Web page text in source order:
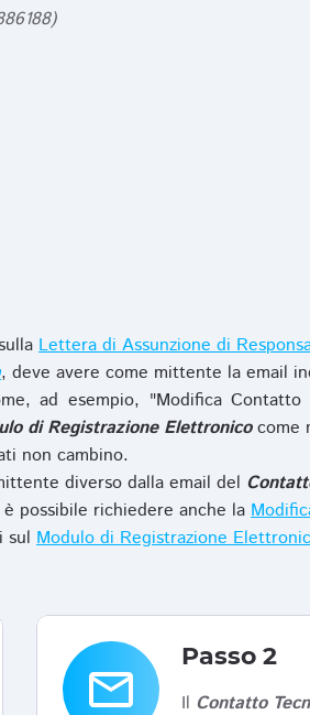
Lettera di Assunzione di
, deve avere come mittente la email
ad esempio, "Modifica Contatto
di Registrazione Elettronicocome
non cambino.
diverso dalla email del
è possibile richiedere anche la
sul Modulo di Registrazione
email
Passo 2
Il Contatto